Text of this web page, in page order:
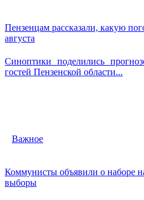
Пензенцам рассказали, какую
августа
Синоптики поделились
гостей Пензенской области...
Важное
Коммунисты объявили о наборе
выборы